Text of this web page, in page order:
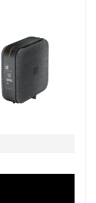
Sans engagement